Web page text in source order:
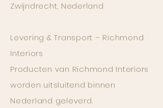
Zwijndrecht, Nederland
Levering & Transport – Richmond
Interiors
Producten van Richmond Interiors
worden uitsluitend binnen
Nederland geleverd.